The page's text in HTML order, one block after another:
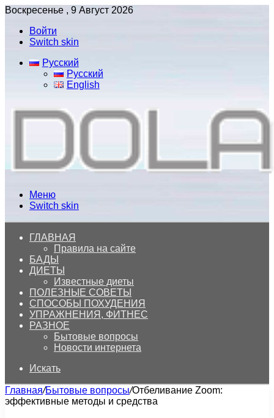
Воскресенье , 9 Август 2026
Войти
Switch skin
Русский
Русский
English
Меню
Switch skin
ГЛАВНАЯ
Правила на сайте
БАДЫ
ДИЕТЫ
Известные диеты
ПОЛЕЗНЫЕ СОВЕТЫ
СПОСОБЫ ПОХУДЕНИЯ
УПРАЖНЕНИЯ, ФИТНЕС
РАЗНОЕ
Бытовые вопросы
Новости интернета
Искать
Главная/Бытовые вопросы/Отбеливание Zoom:
эффективные методы и средства